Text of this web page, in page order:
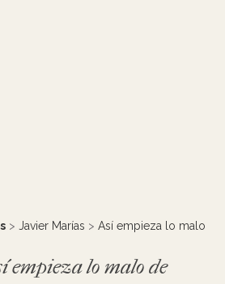
> Javier Marías > Así empieza lo malo
empieza lo malo de